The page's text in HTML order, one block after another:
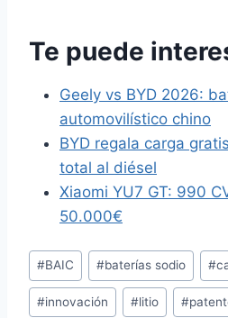
Te puede
Geely vs BYD 2026:
automovilístico chino
BYD regala carga
total al diésel
Xiaomi YU7 GT: 990
50.000€
Etiquetas
de
la
#BAIC #baterías sodio #
#innovación #litio #